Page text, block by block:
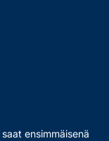
ensimmäisenä